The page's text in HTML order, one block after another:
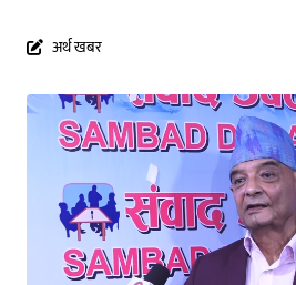
अर्थ खबर